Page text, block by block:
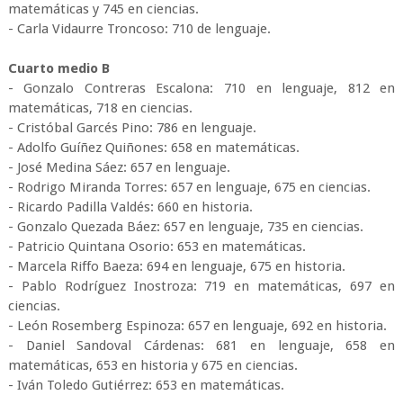
matemáticas y 745 en ciencias.
- Carla Vidaurre Troncoso: 710 de lenguaje.
Cuarto medio B
- Gonzalo Contreras Escalona: 710 en lenguaje, 812 en
matemáticas, 718 en ciencias.
- Cristóbal Garcés Pino: 786 en lenguaje.
- Adolfo Guíñez Quiñones: 658 en matemáticas.
- José Medina Sáez: 657 en lenguaje.
- Rodrigo Miranda Torres: 657 en lenguaje, 675 en ciencias.
- Ricardo Padilla Valdés: 660 en historia.
- Gonzalo Quezada Báez: 657 en lenguaje, 735 en ciencias.
- Patricio Quintana Osorio: 653 en matemáticas.
- Marcela Riffo Baeza: 694 en lenguaje, 675 en historia.
- Pablo Rodríguez Inostroza: 719 en matemáticas, 697 en
ciencias.
- León Rosemberg Espinoza: 657 en lenguaje, 692 en historia.
- Daniel Sandoval Cárdenas: 681 en lenguaje, 658 en
matemáticas, 653 en historia y 675 en ciencias.
- Iván Toledo Gutiérrez: 653 en matemáticas.